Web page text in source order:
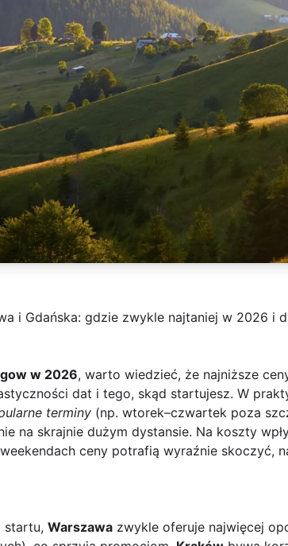
i Gdańska: gdzie zwykle najtaniej w 2026 i
w 2026, warto wiedzieć, że najniższe
dat i tego, skąd startujesz. W
terminy (np. wtorek–czwartek poza
na skrajnie dużym dystansie. Na koszty
ceny potrafią wyraźnie skoczyć,
startu, Warszawa zwykle oferuje najwięcej